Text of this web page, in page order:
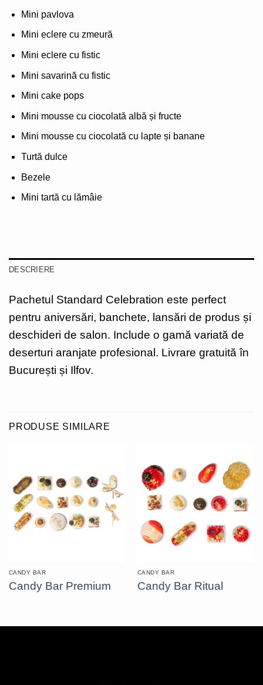
Mini pavlova
Mini eclere cu zmeură
Mini eclere cu fistic
Mini savarină cu fistic
Mini cake pops
Mini mousse cu ciocolată albă și fructe
Mini mousse cu ciocolată cu lapte și banane
Turtă dulce
Bezele
Mini tartă cu lămâie
DESCRIERE
Pachetul Standard Celebration este perfect
pentru aniversări, banchete, lansări de produs și
deschideri de salon. Include o gamă variată de
deserturi aranjate profesional. Livrare gratuită în
București și Ilfov.
PRODUSE SIMILARE
CANDY BAR
Candy Bar Premium
CANDY BAR
Candy Bar Ritual